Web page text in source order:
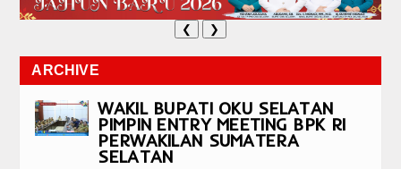
❮ ❯
ARCHIVE
WAKIL BUPATI OKU SELATAN
PIMPIN ENTRY MEETING BPK RI
PERWAKILAN SUMATERA
SELATAN